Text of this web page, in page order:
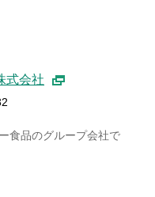
式会社
食品のグループ会社で